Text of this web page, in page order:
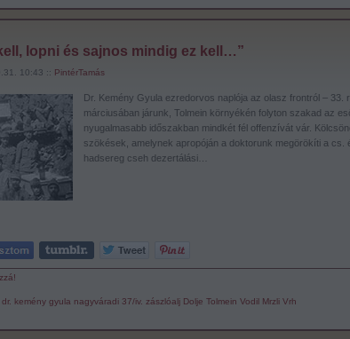
lopni és sajnos mindig ez kell…”
10:43 :: PintérTamás
Dr. Kemény Gyula ezredorvos naplója az olasz frontról – 33.
márciusában járunk, Tolmein környékén folyton szakad az
nyugalmasabb időszakban mindkét fél offenzívát vár.
szökések, amelynek apropóján a doktorunk megörökíti a cs.
hadsereg cseh dezertálási…
dr. kemény gyula nagyváradi 37/iv. zászlóalj Dolje Tolmein Vodil Mrzli Vrh